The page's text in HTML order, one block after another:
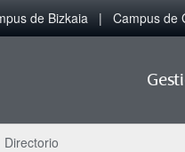
de Bizkaia Campus de
Directorio